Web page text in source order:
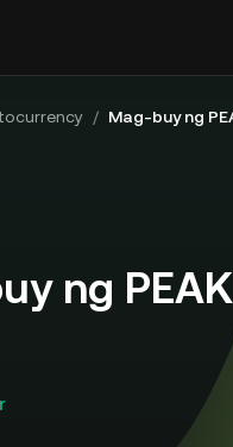
/ Mag-buy ng
ng